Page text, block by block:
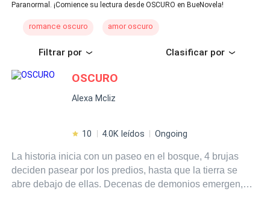
Paranormal. ¡Comience su lectura desde OSCURO en BueNovela!
romance oscuro amor oscuro
Filtrar por Clasificar por
OSCURO
Alexa Mcliz
10 4.0K leídos Ongoing
La historia inicia con un paseo en el bosque, 4 brujas
deciden pasear por los predios, hasta que la tierra se
abre debajo de ellas. Decenas de demonios emergen,